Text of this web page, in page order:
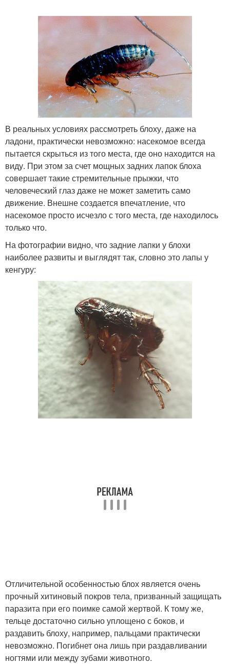
В реальных условиях рассмотреть блоху, даже на
ладони, практически невозможно: насекомое всегда
пытается скрыться из того места, где оно находится на
виду. При этом за счет мощных задних лапок блоха
совершает такие стремительные прыжки, что
человеческий глаз даже не может заметить само
движение. Внешне создается впечатление, что
насекомое просто исчезло с того места, где находилось
только что.
На фотографии видно, что задние лапки у блохи
наиболее развиты и выглядят так, словно это лапы у
кенгуру:
Отличительной особенностью блох является очень
прочный хитиновый покров тела, призванный защищать
паразита при его поимке самой жертвой. К тому же,
тельце достаточно сильно уплощено с боков, и
раздавить блоху, например, пальцами практически
невозможно. Погибнет она лишь при раздавливании
ногтями или между зубами животного.